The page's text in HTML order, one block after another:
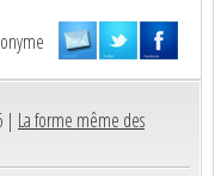
| La forme même des